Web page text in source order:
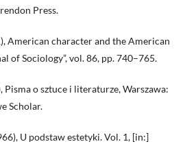
Press.
American character and the American
of Sociology”, vol. 86, pp. 740–765.
Pisma o sztuce i literaturze, Warszawa:
Scholar.
U podstaw estetyki. Vol. 1, [in:]